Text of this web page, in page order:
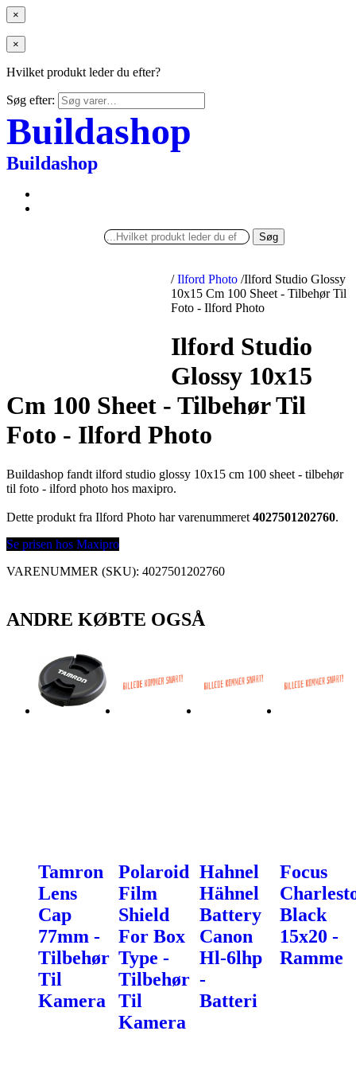
×
×
Hvilket produkt leder du efter?
Søg efter:
Buildashop
Buildashop
Søg
/ Ilford Photo /Ilford Studio Glossy
10x15 Cm 100 Sheet - Tilbehør Til
Foto - Ilford Photo
Ilford Studio
Glossy 10x15
Cm 100 Sheet - Tilbehør Til
Foto - Ilford Photo
Buildashop fandt ilford studio glossy 10x15 cm 100 sheet - tilbehør
til foto - ilford photo hos maxipro.
Dette produkt fra Ilford Photo har varenummeret 4027501202760.
Se prisen hos Maxipro
VARENUMMER (SKU): 4027501202760
ANDRE KØBTE OGSÅ
Tamron
Lens
Cap
77mm -
Tilbehør
Til
Kamera
Polaroid
Film
Shield
For Box
Type -
Tilbehør
Til
Kamera
Hahnel
Hähnel
Battery
Canon
Hl-6lhp
-
Batteri
Focus
Black
15x20 -
Ramme